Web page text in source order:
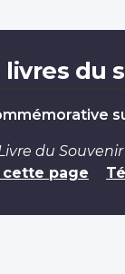
livres du
du
page